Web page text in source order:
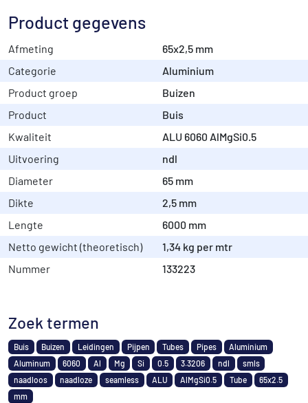
Product gegevens
Afmeting
65x2,5 mm
Categorie
Aluminium
Product groep
Buizen
Product
Buis
Kwaliteit
ALU 6060 AlMgSi0.5
Uitvoering
ndl
Diameter
65 mm
Dikte
2,5 mm
Lengte
6000 mm
Netto gewicht (theoretisch)
1,34 kg per mtr
Nummer
133223
Zoek termen
Buis Buizen Leidingen Pijpen Tubes Pipes
Aluminium
Aluminum
6060 Al Mg Si 0.5 3.3206 ndl
smls
naadloos
naadloze seamless ALU AlMgSi0.5 Tube
65x2.5
mm